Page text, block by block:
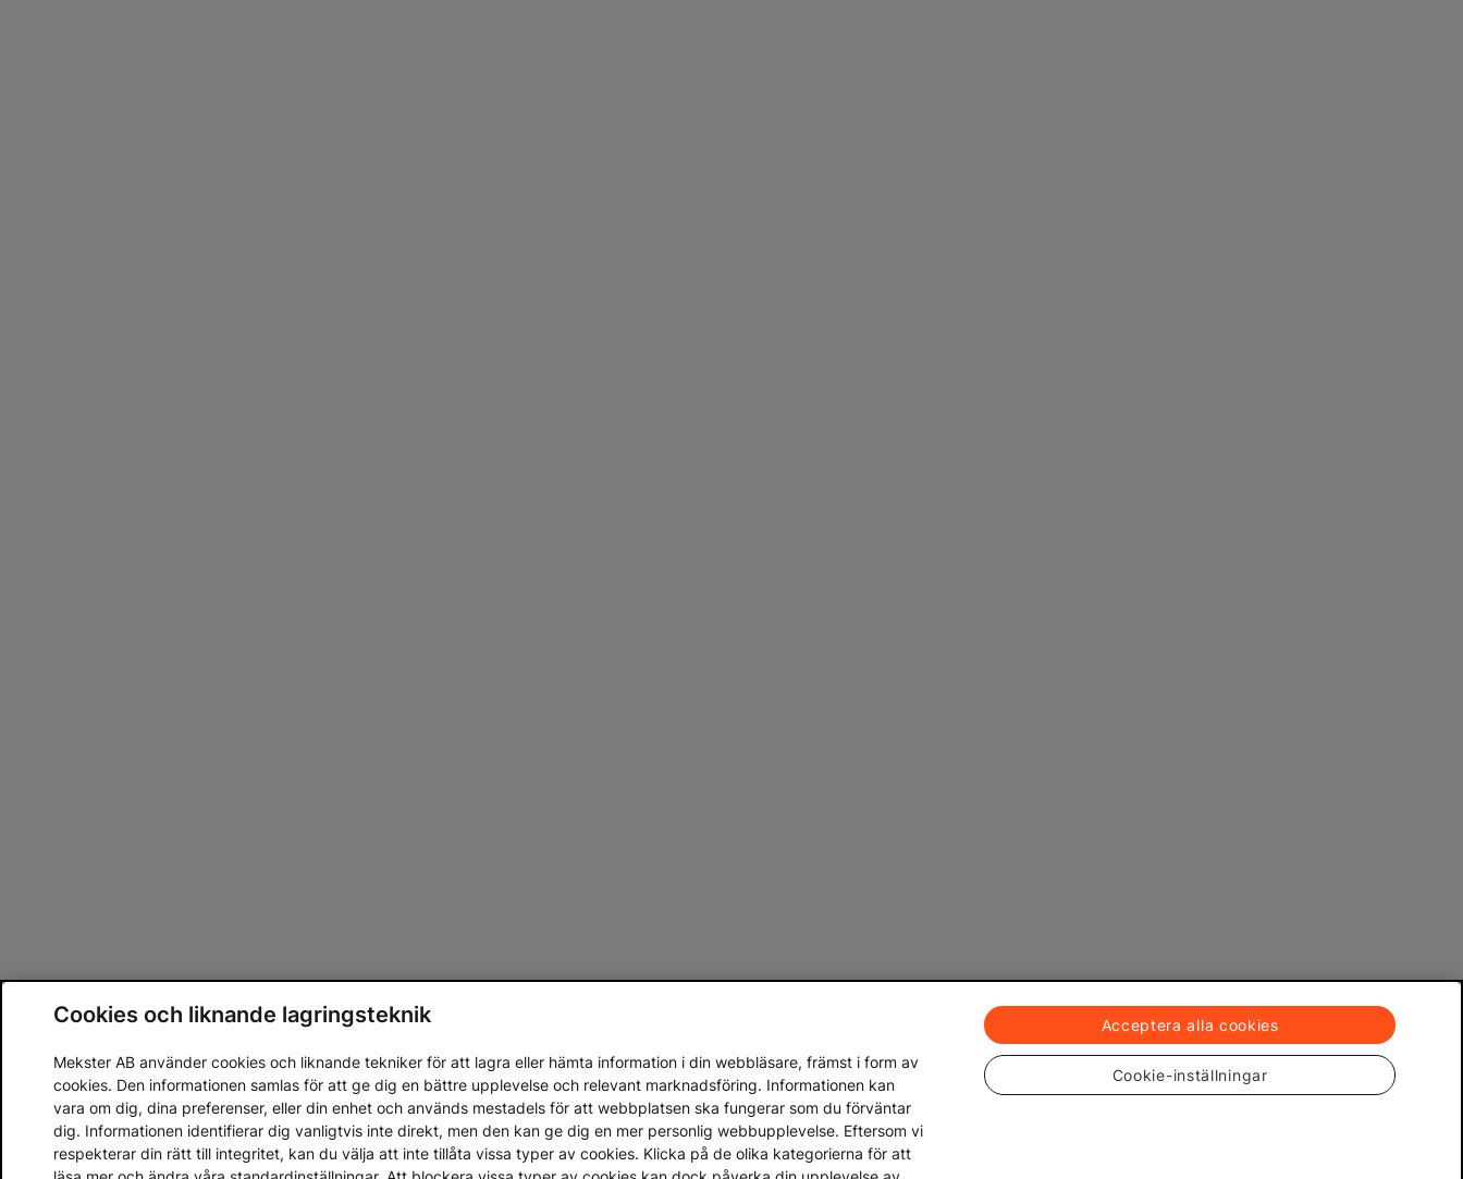
Cookies och liknande lagringsteknik
Mekster AB använder cookies och liknande tekniker för att lagra eller hämta information i din webbläsare, främst i form av
cookies. Den informationen samlas för att ge dig en bättre upplevelse och relevant marknadsföring. Informationen kan
vara om dig, dina preferenser, eller din enhet och används mestadels för att webbplatsen ska fungerar som du förväntar
dig. Informationen identifierar dig vanligtvis inte direkt, men den kan ge dig en mer personlig webbupplevelse. Eftersom vi
respekterar din rätt till integritet, kan du välja att inte tillåta vissa typer av cookies. Klicka på de olika kategorierna för att
Acceptera alla cookies
Cookie-inställningar